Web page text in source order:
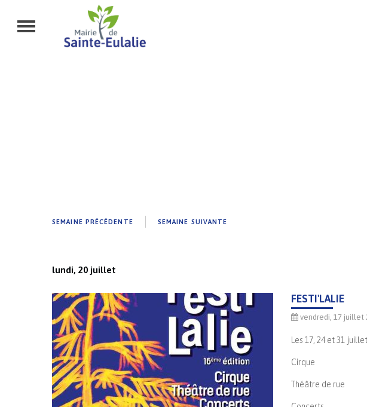
SEMAINE PRÉCÉDENTE
SEMAINE SUIVANTE
lundi, 20 juillet
FESTI'LALIE
vendredi, 17 juillet
Les 17, 24 et 31 juillet
Cirque
Théâtre de rue